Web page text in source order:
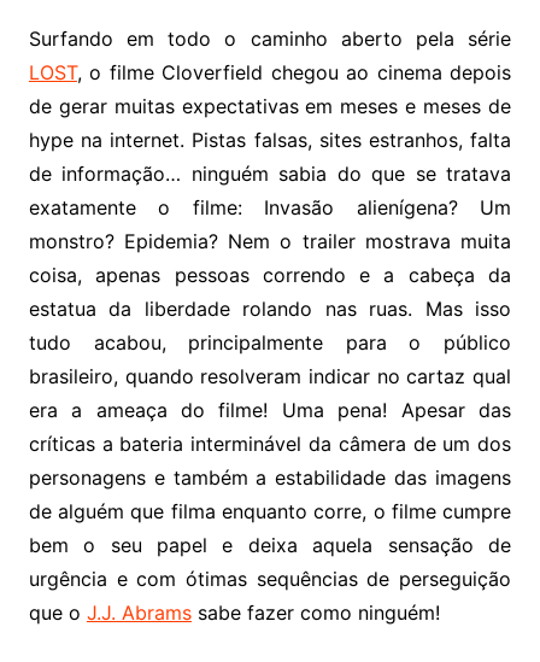
Surfando em todo o caminho aberto pela série
LOST, o filme Cloverfield chegou ao cinema depois
de gerar muitas expectativas em meses e meses de
hype na internet. Pistas falsas, sites estranhos, falta
de informação… ninguém sabia do que se tratava
exatamente o filme: Invasão alienígena? Um
monstro? Epidemia? Nem o trailer mostrava muita
coisa, apenas pessoas correndo e a cabeça da
estatua da liberdade rolando nas ruas. Mas isso
tudo acabou, principalmente para o público
brasileiro, quando resolveram indicar no cartaz qual
era a ameaça do filme! Uma pena! Apesar das
críticas a bateria interminável da câmera de um dos
personagens e também a estabilidade das imagens
de alguém que filma enquanto corre, o filme cumpre
bem o seu papel e deixa aquela sensação de
urgência e com ótimas sequências de perseguição
que o J.J. Abramssabe fazer como ninguém!